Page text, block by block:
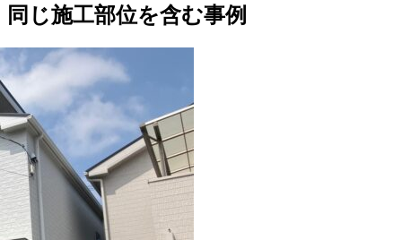
同じ施工部位を含む事例